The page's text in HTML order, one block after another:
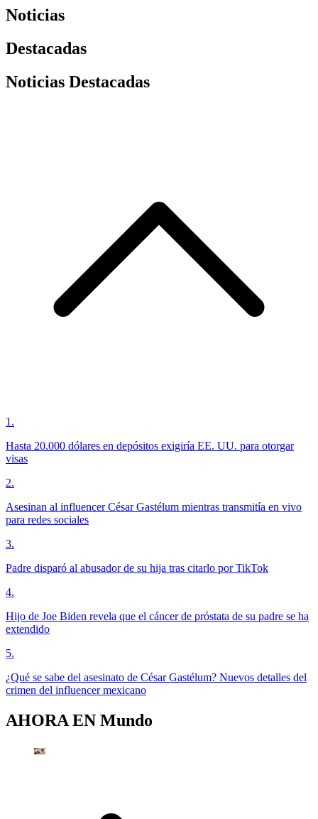
Noticias
Destacadas
Noticias Destacadas
1 .
Hasta 20.000 dólares en depósitos exigiría EE. UU. para otorgar
visas
2.
Asesinan al influencer César Gastélum mientras transmitía en vivo
para redes sociales
3.
Padre disparó al abusador de su hija tras citarlo por TikTok
4.
Hijo de Joe Biden revela que el cáncer de próstata de su padre se ha
extendido
5.
¿Qué se sabe del asesinato de César Gastélum? Nuevos detalles del
crimen del influencer mexicano
AHORA EN Mundo